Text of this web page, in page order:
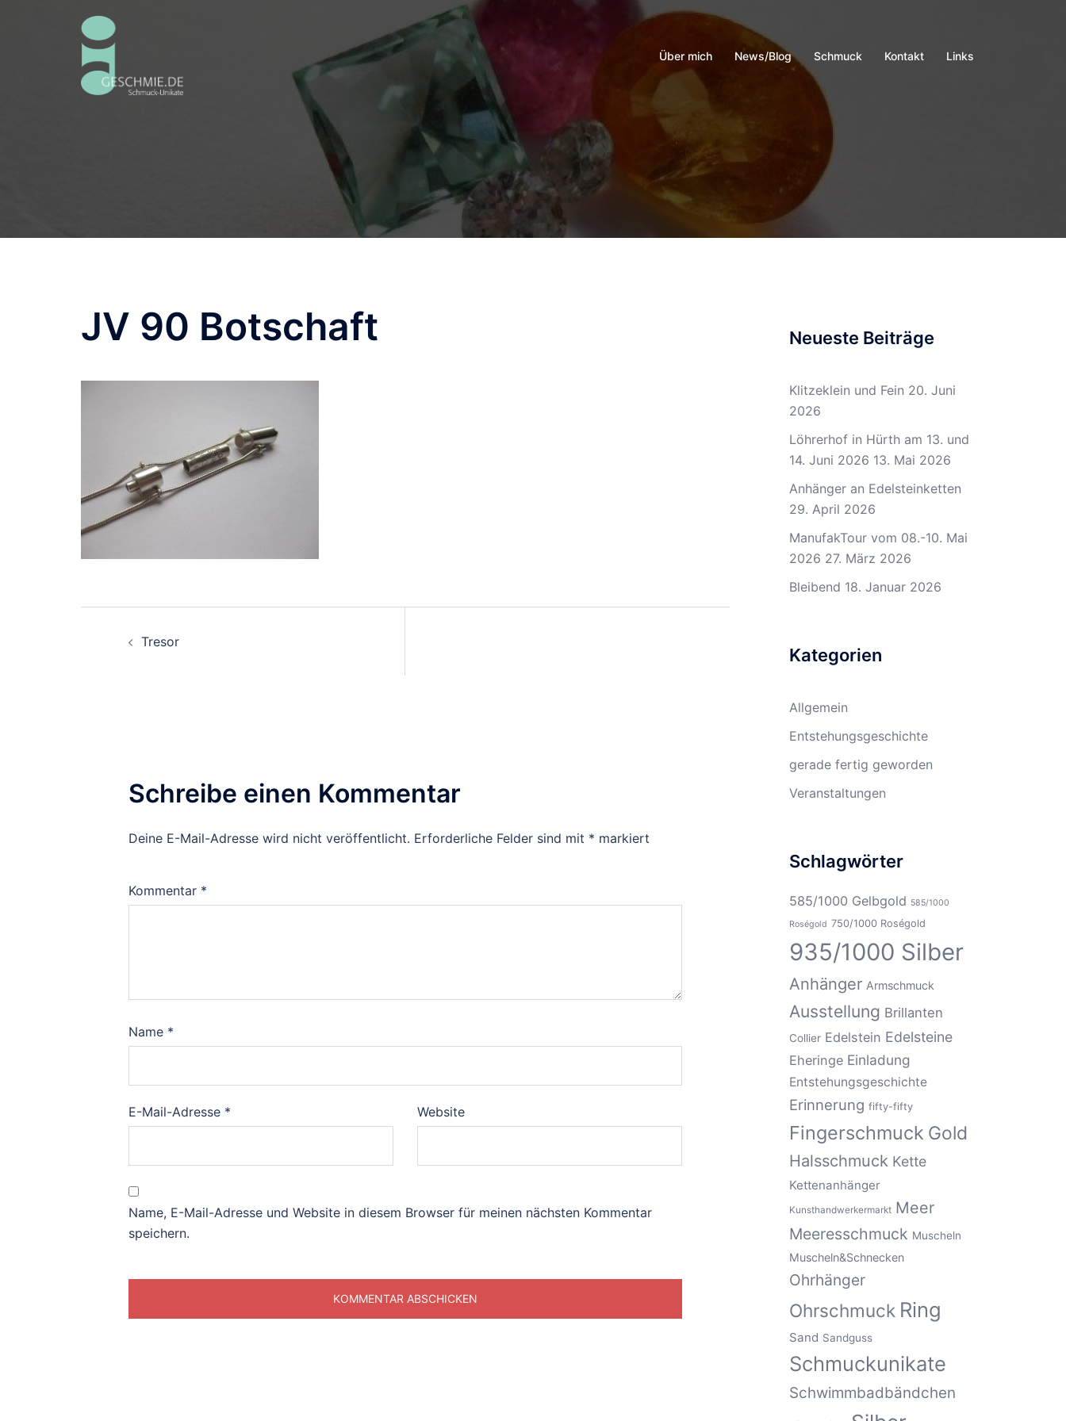
Über mich News/Blog Schmuck Kontakt Links
JV 90 Botschaft
Tresor
Schreibe einen Kommentar
Deine E-Mail-Adresse wird nicht veröffentlicht. Erforderliche Felder sind mit * markiert
Kommentar *
Name *
E-Mail-Adresse * Website
Name, E-Mail-Adresse und Website in diesem Browser für meinen nächsten Kommentar
speichern.
Neueste Beiträge
Klitzeklein und Fein 20. Juni
2026
Löhrerhof in Hürth am 13. und
14. Juni 2026 13. Mai 2026
Anhänger an Edelsteinketten
29. April 2026
ManufakTour vom 08.-10. Mai
2026 27. März 2026
Bleibend 18. Januar 2026
Kategorien
Allgemein
Entstehungsgeschichte
gerade fertig geworden
Veranstaltungen
Schlagwörter
585/1000 Gelbgold 585/1000
Roségold 750/1000 Roségold
935/1000 Silber
Anhänger Armschmuck
Ausstellung Brillanten
Collier Edelstein Edelsteine
Eheringe Einladung
Entstehungsgeschichte
Erinnerung fifty-fifty
Fingerschmuck Gold
Halsschmuck Kette
Kettenanhänger
Kunsthandwerkermarkt Meer
Meeresschmuck Muscheln
Muscheln&Schnecken
Ohrhänger
Ohrschmuck Ring
Sand Sandguss
Schmuckunikate
Schwimmbadbändchen